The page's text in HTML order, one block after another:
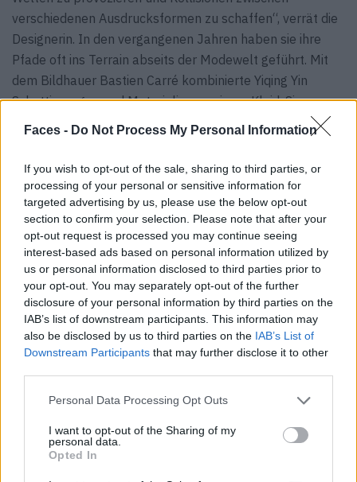
Faces - Do Not Process My Personal Information
If you wish to opt-out of the sale, sharing to third parties, or
processing of your personal or sensitive information for
targeted advertising by us, please use the below opt-out
section to confirm your selection. Please note that after your
opt-out request is processed you may continue seeing
interest-based ads based on personal information utilized by
us or personal information disclosed to third parties prior to
your opt-out. You may separately opt-out of the further
disclosure of your personal information by third parties on the
IAB’s list of downstream participants. This information may
also be disclosed by us to third parties on the IAB’s List of
Downstream Participants that may further disclose it to other
Personal Data Processing Opt Outs
I want to opt-out of the Sharing of my
personal data.
Opted In
verschiedenen Ausdrucksformen zu schaffen“, verrät die
Designerin. In den vergangenen Jahren haben sie ihre
Pfade oft ins Terrain abseits der Modewelt geführt. Mit
dem Bildhauer Bastien Carré kombinierte Yiqing Yin
Schattierungen und Materialien zu einem Kleid. Sie
entwarf das Bühnenbild für eine Ballett-Version von
„Tristian und Isolde“. Und designte das Kostüm für
Hauptdarstellerin Marion Cotillard im preisgekrönten
Drama „Annette“. Yins Werke kleiden nicht nur
Mannequins oder fließen über den Laufsteg, sondern
glänzen in Museen für Völkerkunde und Kunstgalerien
rund um den Globus. „Ich mag es, mit Menschen aus
Dimensionen zu arbeiten, die ich nicht beherrsche, und ich
betrachte das Design – vor allem in der Haute Couture –
als ein Labor, in dem ich etablierte Techniken in Frage
stelle. Ich betrachte Wissen und Know-how als
Werkzeuge, die fehlgeleitet werden können.“
nicht war. Glücklicherweise auch an solchen, von denen
man bislang nicht wusste, sie überhaupt finden zu wollen.
„Égérie – The Pleats of Time“ ist eine solche
Neuentdeckung, deren Konzept spannende